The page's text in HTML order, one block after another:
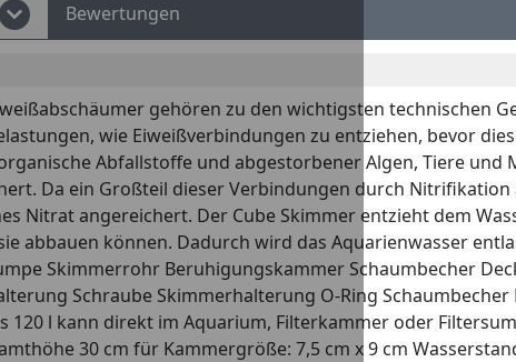
Bewertungen
gehören zu den wichtigsten technischen
wie Eiweißverbindungen zu entziehen, bevor
Abfallstoffe und abgestorbener Algen, Tiere
Da ein Großteil dieser Verbindungen durch
Nitrat angereichert. Der Cube Skimmer entzieht dem
abbauen können. Dadurch wird das Aquarienwasser
Skimmerrohr Beruhigungskammer Schaumbecher
Schraube Skimmerhalterung O-Ring
120 l kann direkt im Aquarium, Filterkammer oder
30 cm für Kammergröße: 7,5 cm x 9 cm